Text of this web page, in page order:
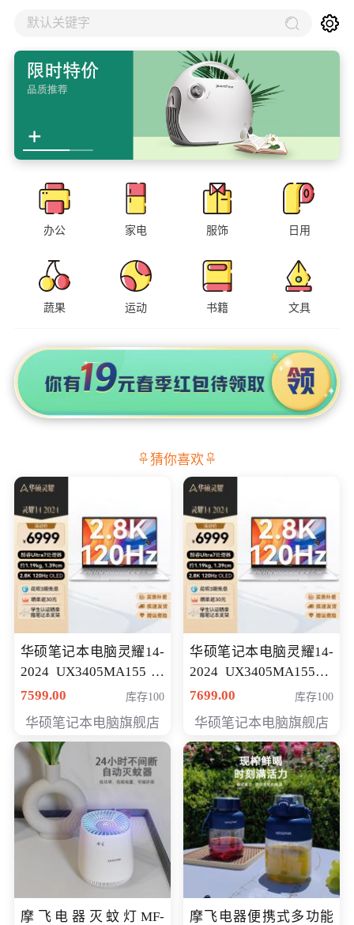
默认关键字
办公 家电 服饰 日用
蔬果 运动 书籍 文具
猜你喜欢
华硕笔记本电脑灵耀14-
2024 UX3405MA155冰
川银 oled 智慧轻薄本 会
7599.00 库存100
华硕笔记本电脑旗舰店
华硕笔记本电脑灵耀14-
2024 UX3405MA155夜
空蓝 oled 智慧轻薄本 会
7699.00 库存100
华硕笔记本电脑旗舰店
摩飞电器灭蚊灯MF-
摩飞电器便携式多功能